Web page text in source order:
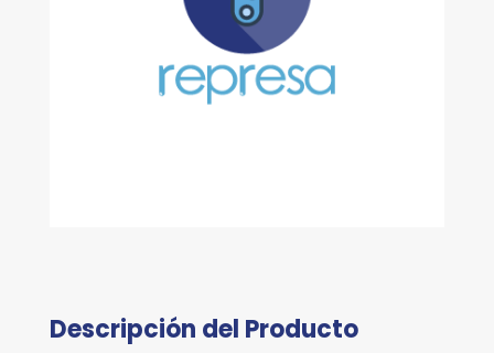
Descripción del Producto